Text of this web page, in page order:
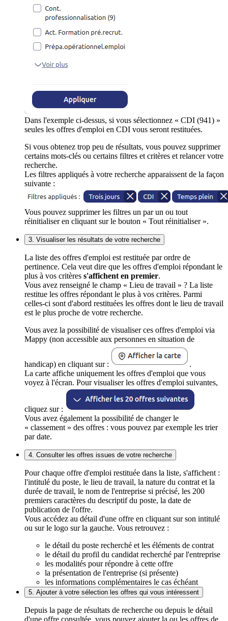
Dans l'exemple ci-dessus, si vous sélectionnez « CDI (941) »
seules les offres d'emploi en CDI vous seront restituées.
Si vous obtenez trop peu de résultats, vous pouvez supprimer
certains mots-clés ou certains filtres et critères et relancer votre
recherche.
Les filtres appliqués à votre recherche apparaissent de la façon
suivante :
Vous pouvez supprimer les filtres un par un ou tout
réinitialiser en cliquant sur le bouton « Tout réinitialiser ».
3. Visualiser les résultats de votre recherche
La liste des offres d'emploi est restituée par ordre de
pertinence. Cela veut dire que les offres d'emploi répondant le
plus à vos critères s'affichent en premier.
Vous avez renseigné le champ « Lieu de travail » ? La liste
restitue les offres répondant le plus à vos critères. Parmi
celles-ci sont d'abord restituées les offres dont le lieu de travail
est le plus proche de votre recherche.
Vous avez la possibilité de visualiser ces offres d'emploi via
Mappy (non accessible aux personnes en situation de
handicap) en cliquant sur :
.
La carte affiche uniquement les offres d'emploi que vous
voyez à l'écran. Pour visualiser les offres d'emploi suivantes,
cliquez sur :
Vous avez également la possibilité de changer le
« classement » des offres : vous pouvez par exemple les trier
par date.
4. Consulter les offres issues de votre recherche
Pour chaque offre d'emploi restituée dans la liste, s'affichent :
l'intitulé du poste, le lieu de travail, la nature du contrat et la
durée de travail, le nom de l'entreprise si précisé, les 200
premiers caractères du descriptif du poste, la date de
publication de l'offre.
Vous accédez au détail d'une offre en cliquant sur son intitulé
ou sur le logo sur la gauche. Vous retrouvez :
le détail du poste recherché et les éléments de contrat
le détail du profil du candidat recherché par l'entreprise
les modalités pour répondre à cette offre
la présentation de l'entreprise (si présente)
les informations complémentaires le cas échéant
5. Ajouter à votre sélection les offres qui vous intéressent
Depuis la page de résultats de recherche ou depuis le détail
d'une offre consultée, vous pouvez ajouter la ou les offres de